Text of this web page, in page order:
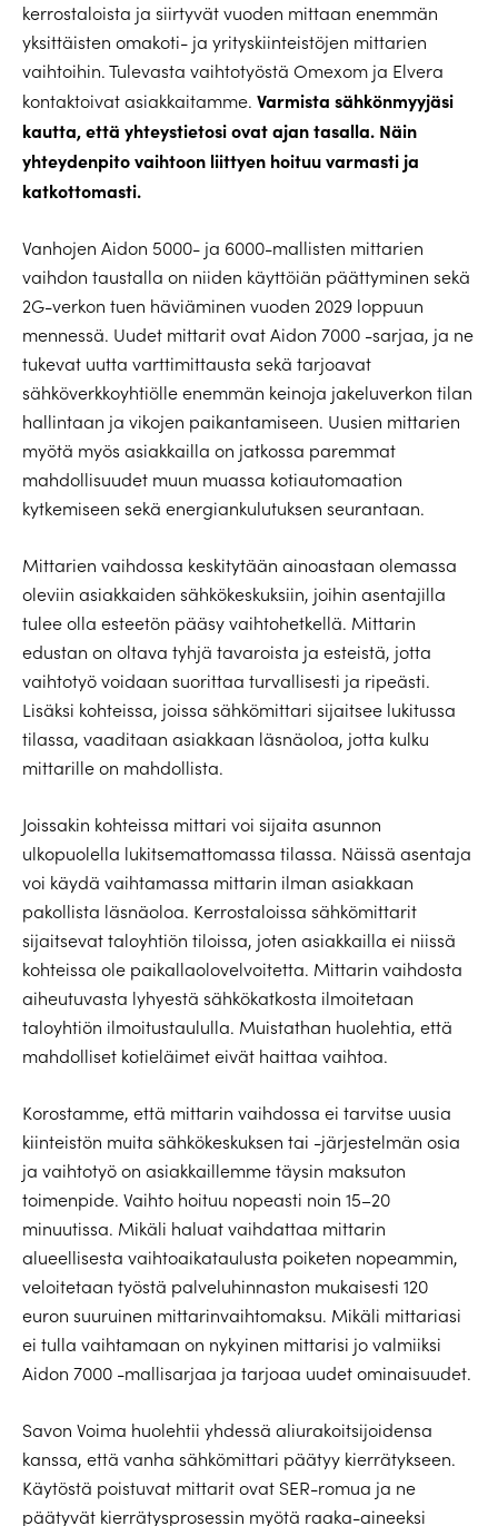
kerrostaloista ja siirtyvät vuoden mittaan enemmän
yksittäisten omakoti- ja yrityskiinteistöjen mittarien
vaihtoihin. Tulevasta vaihtotyöstä Omexom ja Elvera
kontaktoivat asiakkaitamme. Varmista sähkönmyyjäsi
kautta, että yhteystietosi ovat ajan tasalla. Näin
yhteydenpito vaihtoon liittyen hoituu varmasti ja
katkottomasti.
Vanhojen Aidon 5000- ja 6000-mallisten mittarien
vaihdon taustalla on niiden käyttöiän päättyminen sekä
2G-verkon tuen häviäminen vuoden 2029 loppuun
mennessä. Uudet mittarit ovat Aidon 7000 -sarjaa, ja ne
tukevat uutta varttimittausta sekä tarjoavat
sähköverkkoyhtiölle enemmän keinoja jakeluverkon tilan
hallintaan ja vikojen paikantamiseen. Uusien mittarien
myötä myös asiakkailla on jatkossa paremmat
mahdollisuudet muun muassa kotiautomaation
kytkemiseen sekä energiankulutuksen seurantaan.
Mittarien vaihdossa keskitytään ainoastaan olemassa
oleviin asiakkaiden sähkökeskuksiin, joihin asentajilla
tulee olla esteetön pääsy vaihtohetkellä. Mittarin
edustan on oltava tyhjä tavaroista ja esteistä, jotta
vaihtotyö voidaan suorittaa turvallisesti ja ripeästi.
Lisäksi kohteissa, joissa sähkömittari sijaitsee lukitussa
tilassa, vaaditaan asiakkaan läsnäoloa, jotta kulku
mittarille on mahdollista.
Joissakin kohteissa mittari voi sijaita asunnon
ulkopuolella lukitsemattomassa tilassa. Näissä asentaja
voi käydä vaihtamassa mittarin ilman asiakkaan
pakollista läsnäoloa. Kerrostaloissa sähkömittarit
sijaitsevat taloyhtiön tiloissa, joten asiakkailla ei niissä
kohteissa ole paikallaolovelvoitetta. Mittarin vaihdosta
aiheutuvasta lyhyestä sähkökatkosta ilmoitetaan
taloyhtiön ilmoitustaululla. Muistathan huolehtia, että
mahdolliset kotieläimet eivät haittaa vaihtoa.
Korostamme, että mittarin vaihdossa ei tarvitse uusia
kiinteistön muita sähkökeskuksen tai -järjestelmän osia
ja vaihtotyö on asiakkaillemme täysin maksuton
toimenpide. Vaihto hoituu nopeasti noin 15–20
minuutissa. Mikäli haluat vaihdattaa mittarin
alueellisesta vaihtoaikataulusta poiketen nopeammin,
veloitetaan työstä palveluhinnaston mukaisesti 120
euron suuruinen mittarinvaihtomaksu. Mikäli mittariasi
ei tulla vaihtamaan on nykyinen mittarisi jo valmiiksi
Aidon 7000 -mallisarjaa ja tarjoaa uudet ominaisuudet.
Savon Voima huolehtii yhdessä aliurakoitsijoidensa
kanssa, että vanha sähkömittari päätyy kierrätykseen.
Käytöstä poistuvat mittarit ovat SER-romua ja ne
päätyvät kierrätysprosessin myötä raaka-aineeksi